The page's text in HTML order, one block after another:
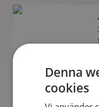
Denna
cookies